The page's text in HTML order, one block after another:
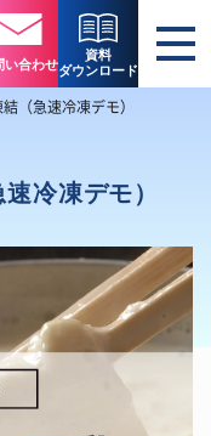
い合わせ
資料
ダウンロード
（急速冷凍デモ）
冷凍デモ）